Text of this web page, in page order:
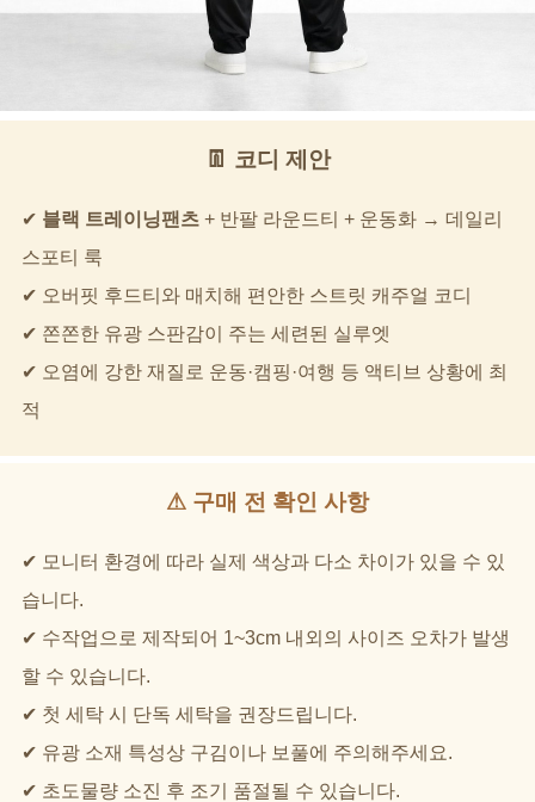
👖 코디 제안
✔ 블랙 트레이닝팬츠 + 반팔 라운드티 + 운동화 → 데일리
스포티 룩
✔ 오버핏 후드티와 매치해 편안한 스트릿 캐주얼 코디
✔ 쫀쫀한 유광 스판감이 주는 세련된 실루엣
✔ 오염에 강한 재질로 운동·캠핑·여행 등 액티브 상황에 최
적
⚠ 구매 전 확인 사항
✔ 모니터 환경에 따라 실제 색상과 다소 차이가 있을 수 있
습니다.
✔ 수작업으로 제작되어 1~3cm 내외의 사이즈 오차가 발생
할 수 있습니다.
✔ 첫 세탁 시 단독 세탁을 권장드립니다.
✔ 유광 소재 특성상 구김이나 보풀에 주의해주세요.
✔ 초도물량 소진 후 조기 품절될 수 있습니다.